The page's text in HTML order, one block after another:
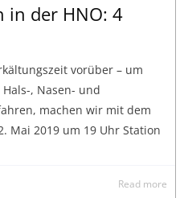
in der HNO: 4
vorüber – um
, Nasen- und
machen wir mit dem
Mai 2019 um 19 Uhr Station
Read more